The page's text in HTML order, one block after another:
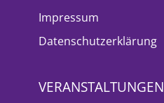
Impressum
Datenschutzerklärung
VERANSTALTUNGEN